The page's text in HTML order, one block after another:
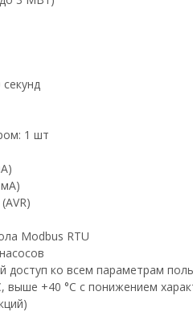
1 шт
Modbus RTU
доступ ко всем параметрам
+40 °С с понижением